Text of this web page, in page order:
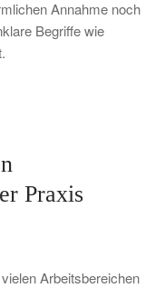
Annahme noch
Begriffe wie
Praxis
Arbeitsbereichen